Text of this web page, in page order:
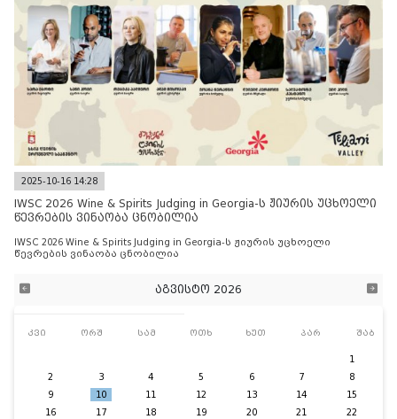
2025-10-16 14:28
IWSC 2026 Wine & Spirits Judging in Georgia-ს ჟიურის უცხოელი
წევრების ვინაობა ცნობილია
IWSC 2026 Wine & Spirits Judging in Georgia-ს ჟიურის უცხოელი
წევრების ვინაობა ცნობილია
აგვისტო 2026
კვი ორშ სამ ოთხ ხუთ პარ შაბ
1
2
3 4 5 6 7
8
9
10 11 12 13 14
15
16
17 18 19 20 21
22